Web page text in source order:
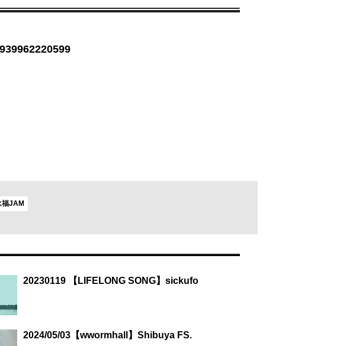
福JAM
20230119 【LIFELONG SONG】sickufo
2024/05/03【wwormhall】Shibuya FS.